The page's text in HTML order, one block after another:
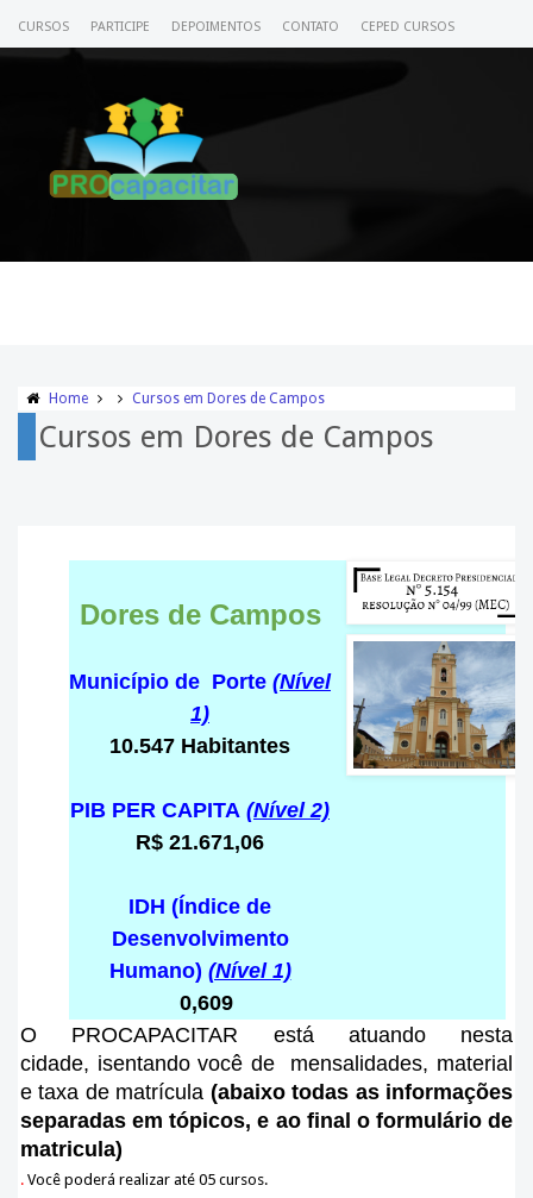
CURSOS PARTICIPE DEPOIMENTOS CONTATO CEPED CURSOS
Home Cursos em Dores de Campos
Cursos em Dores de Campos
Dores de Campos
Município de Porte (Nível
1)
10.547 Habitantes
PIB PER CAPITA (Nível 2)
R$ 21.671,06
IDH (Índice de
Desenvolvimento
Humano) (Nível 1)
0,609
O PROCAPACITAR está atuando nesta
cidade, isentando você de mensalidades, material
e taxa de matrícula (abaixo todas as informações
separadas em tópicos, e ao final o formulário de
matricula)
. Você poderá realizar até 05 cursos.